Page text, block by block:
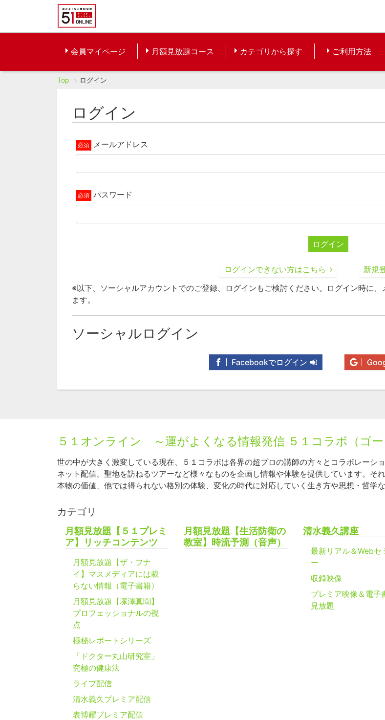
会員マイページ 月額見放題コース カテゴリから探す ご利用方法
Top ログイン
ログイン
メールアドレス
パスワード
ログイン
ログインできない方はこちら
新規
※以下、ソーシャルアカウントでのご登録、ログインもご検討ください。ログイン時に
ます。
ソーシャルログイン
Facebookでログイン
５１オンライン ～運がよくなる情報発信 ５１コラボ（ゴ
世の中が大きく激変している現在、５１コラボは各界の超プロの講師の方々とコラボレーシ
ネット配信、聖地を訪ねるツアーなど様々なものを企画し情報や体験を提供しています。そ
本物の価値、他では得られない格別の体験、変化の時代に対応していく生き方や思想・哲学
カテゴリ
月額見放題【５１プレミ
ア】リッチコンテンツ
月額見放題【ザ・フナ
イ】マスメディアには載
らない情報（電子書籍）
月額見放題【塚澤真聞】
プロフェッショナルの視
点
極秘レポートシリーズ
「ドクター丸山研究室」
究極の健康法
ライブ配信
清水義久プレミア配信
表博耀プレミア配信
月額見放題【生活防衛の
教室】時流予測（音声）
清水義久講座
最新リアル＆Webセ
ー
収録映像
プレミア映像＆電子
見放題